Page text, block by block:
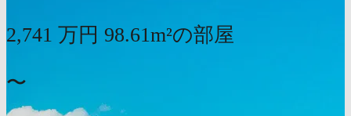
2,741 万円 98.61m²の部屋
〜